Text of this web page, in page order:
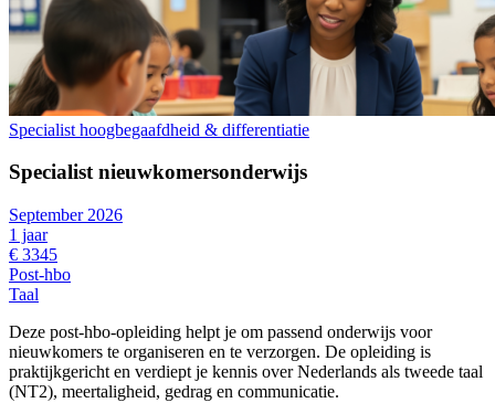
Specialist hoogbegaafdheid & differentiatie
Specialist nieuwkomersonderwijs
September 2026
1 jaar
€ 3345
Post-hbo
Taal
Deze post-hbo-opleiding helpt je om passend onderwijs voor
nieuwkomers te organiseren en te verzorgen. De opleiding is
praktijkgericht en verdiept je kennis over Nederlands als tweede taal
(NT2), meertaligheid, gedrag en communicatie.